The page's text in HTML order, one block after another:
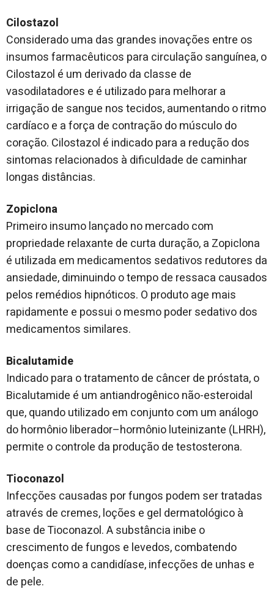
Cilostazol
Considerado uma das grandes inovações entre os
insumos farmacêuticos para circulação sanguínea, o
Cilostazol é um derivado da classe de
vasodilatadores e é utilizado para melhorar a
irrigação de sangue nos tecidos, aumentando o ritmo
cardíaco e a força de contração do músculo do
coração. Cilostazol é indicado para a redução dos
sintomas relacionados à dificuldade de caminhar
longas distâncias.
Zopiclona
Primeiro insumo lançado no mercado com
propriedade relaxante de curta duração, a Zopiclona
é utilizada em medicamentos sedativos redutores da
ansiedade, diminuindo o tempo de ressaca causados
pelos remédios hipnóticos. O produto age mais
rapidamente e possui o mesmo poder sedativo dos
medicamentos similares.
Bicalutamide
Indicado para o tratamento de câncer de próstata, o
Bicalutamide é um antiandrogênico não-esteroidal
que, quando utilizado em conjunto com um análogo
do hormônio liberador–hormônio luteinizante (LHRH),
permite o controle da produção de testosterona.
Tioconazol
Infecções causadas por fungos podem ser tratadas
através de cremes, loções e gel dermatológico à
base de Tioconazol. A substância inibe o
crescimento de fungos e levedos, combatendo
doenças como a candidíase, infecções de unhas e
de pele.